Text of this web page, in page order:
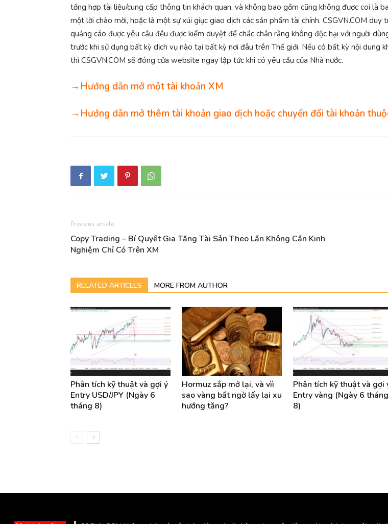
tổng hợp tài liệu/cung cấp thông tin khách quan, và không bao gồm cũng không được coi là
một lời chào mời, hoặc là một sự xúi giục giao dịch các sản phẩm tài chính. CSGVN.COM
quảng cáo được yêu cầu đều được kiểm duyệt để chắc chắn rằng không độc hại với người
trước khi sử dụng bất kỳ dịch vụ nào tại bất kỳ nơi đâu trên Thế giới. Nếu có bất kỳ nội dung
thì CSGVN.COM sẽ đóng cửa website ngay lập tức khi có yêu cầu của Nhà nước.
→Hướng dẫn mở một tài khoản XM
→Hướng dẫn mở thêm tài khoản giao dịch hoặc chuyển đổi tài khoản
Previous article
Copy Trading – Bí Quyết Gia Tăng Tài Sản Theo Lần Không Cần Kinh
Nghiệm Chỉ Có Trên XM
RELATED ARTICLES MORE FROM AUTHOR
Phân tích kỹ thuật và gợi ý
Entry USD/JPY (Ngày 6
tháng 8)
Hormuz sắp mở lại, và vìì
sao vàng bất ngờ lấy lại xu
hướng tăng?
Phân tích kỹ thuật và gợi
Entry vàng (Ngày 6 tháng
8)